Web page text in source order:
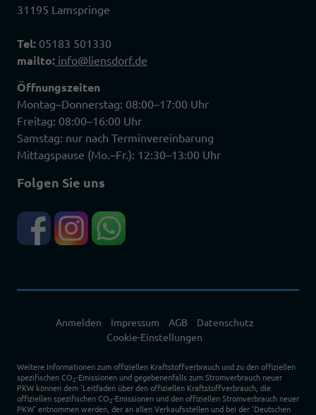
31195 Lamspringe
Tel: 05183 501330
mailto: info@liensdorf.de
Öffnungszeiten
Montag–Donnerstag: 08:00–17:00 Uhr
Freitag: 08:00–16:00 Uhr
Samstag: nur nach Terminvereinbarung
Mittagspause (Mo.–Fr.): 12:30–13:00 Uhr
Folgen Sie uns
Anmelden Impressum AGB
Datenschutz
Cookie-Einstellungen
Weitere Informationen zum offiziellen Kraftstoffverbrauch und zu den offiziellen
spezifischen CO2-Emissionen und gegebenenfalls zum Stromverbrauch neuer
PKW können dem 'Leitfaden über den offiziellen Kraftstoffverbrauch, die
offiziellen spezifischen CO2-Emissionen und den offiziellen Stromverbrauch neuer
PKW' entnommen werden, der an allen Verkaufsstellen und bei der 'Deutschen